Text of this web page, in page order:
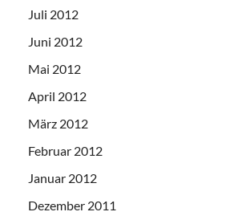
Juli 2012
Juni 2012
Mai 2012
April 2012
März 2012
Februar 2012
Januar 2012
Dezember 2011